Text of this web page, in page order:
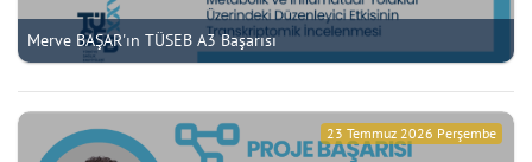
Merve BAŞAR'ın TÜSEB A3 Başarısı
23 Temmuz 2026 Perşembe